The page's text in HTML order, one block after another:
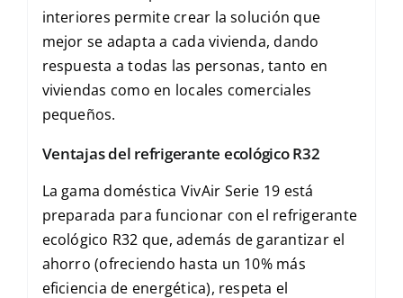
interiores permite crear la solución que
mejor se adapta a cada vivienda, dando
respuesta a todas las personas, tanto en
viviendas como en locales comerciales
pequeños.
Ventajas del refrigerante ecológico R32
La gama doméstica VivAir Serie 19 está
preparada para funcionar con el refrigerante
ecológico R32 que, además de garantizar el
ahorro (ofreciendo hasta un 10% más
eficiencia de energética), respeta el